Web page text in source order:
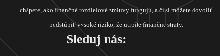
chápete, ako finančné rozdielové zmluvy fungujú, a či si môžete dovoliť
podstúpiť vysoké riziko, že utrpíte finančné straty.
Sleduj nás: